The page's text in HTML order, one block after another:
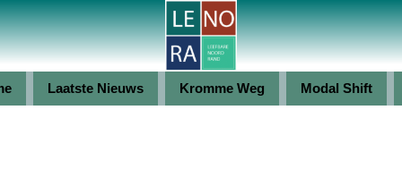
Laatste Nieuws Kromme Weg Modal Shift